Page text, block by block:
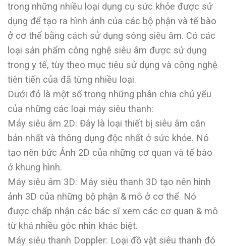
trong những nhiều loại dụng cụ sức khỏe được sử
dụng để tạo ra hình ảnh của các bộ phận và tế bào
ở cơ thể bằng cách sử dụng sóng siêu âm. Có các
loại sản phẩm công nghệ siêu âm được sử dụng
trong y tế, tùy theo mục tiêu sử dụng và công nghệ
tiên tiến của đã từng nhiều loại.
Dưới đó là một số trong những phân chia chủ yếu
của những các loại máy siêu thanh:
Máy siêu âm 2D: Đây là loại thiết bị siêu âm căn
bản nhất và thông dụng độc nhất ở sức khỏe. Nó
tạo nên bức Ảnh 2D của những cơ quan và tế bào
ở khung hình.
Máy siêu âm 3D: Máy siêu thanh 3D tạo nên hình
ảnh 3D của những bộ phận & mô ở cơ thể. Nó
được chấp nhận các bác sĩ xem các cơ quan & mô
từ khá nhiều góc nhìn khác biệt.
Máy siêu thanh Doppler: Loại đồ vật siêu thanh đó